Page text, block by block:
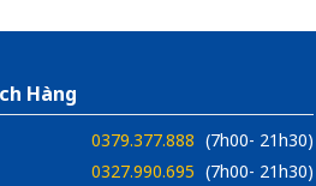
Hàng
0379.377.888 (7h00- 21h30)
0327.990.695 (7h00- 21h30)